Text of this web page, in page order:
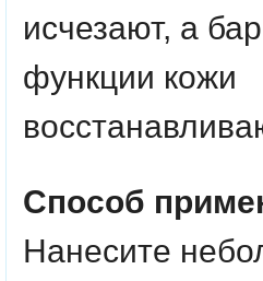
исчезают, а
функции кожи
Способ
Нанесите